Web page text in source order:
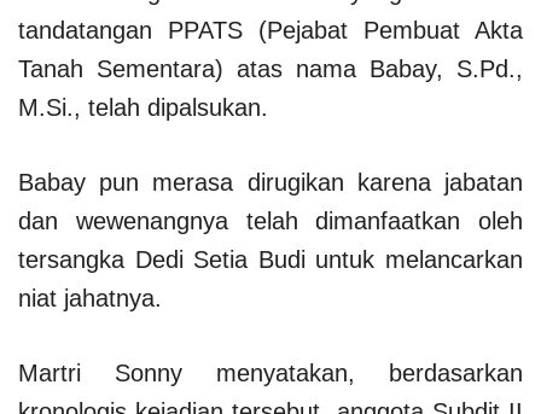
tandatangan PPATS (Pejabat Pembuat Akta
Tanah Sementara) atas nama Babay, S.Pd.,
M.Si., telah dipalsukan.
Babay pun merasa dirugikan karena jabatan
dan wewenangnya telah dimanfaatkan oleh
tersangka Dedi Setia Budi untuk melancarkan
niat jahatnya.
Martri Sonny menyatakan, berdasarkan